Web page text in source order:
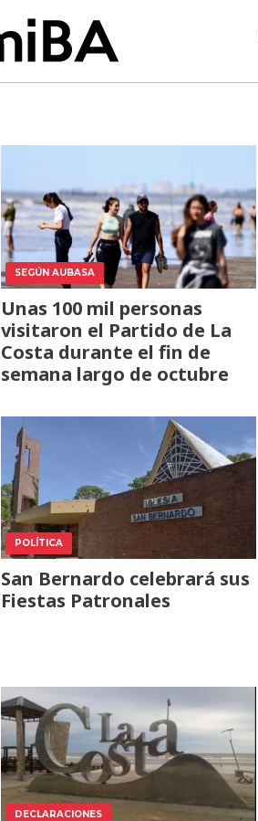
SEGÚN AUBASA
Unas 100 mil personas
visitaron el Partido de La
Costa durante el fin de
semana largo de octubre
POLÍTICA
San Bernardo celebrará sus
Fiestas Patronales
DECLARACIONES